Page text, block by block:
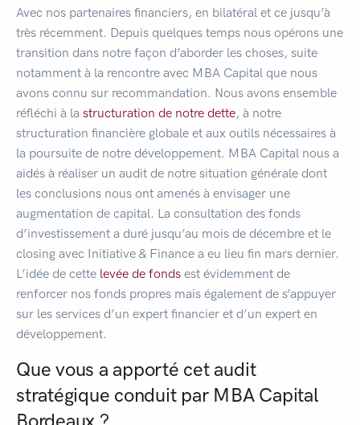
Avec nos partenaires financiers, en bilatéral et ce jusqu’à
très récemment. Depuis quelques temps nous opérons une
transition dans notre façon d’aborder les choses, suite
notamment à la rencontre avec MBA Capital que nous
avons connu sur recommandation. Nous avons ensemble
réfléchi à la structuration de notre dette, à notre
structuration financière globale et aux outils nécessaires à
la poursuite de notre développement. MBA Capital nous a
aidés à réaliser un audit de notre situation générale dont
les conclusions nous ont amenés à envisager une
augmentation de capital. La consultation des fonds
d’investissement a duré jusqu’au mois de décembre et le
closing avec Initiative & Finance a eu lieu fin mars dernier.
L’idée de cette levée de fonds est évidemment de
renforcer nos fonds propres mais également de s’appuyer
sur les services d’un expert financier et d’un expert en
développement.
Que vous a apporté cet audit
stratégique conduit par MBA Capital
Bordeaux ?